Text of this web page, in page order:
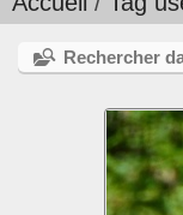
Rechercher